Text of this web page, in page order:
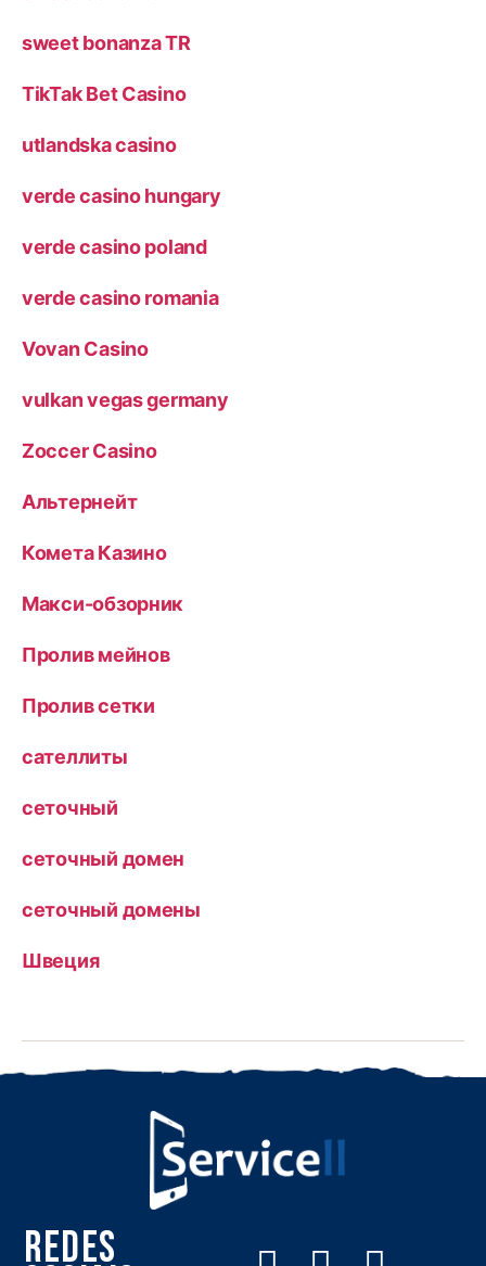
sweet bonanza TR
TikTak Bet Casino
utlandska casino
verde casino hungary
verde casino poland
verde casino romania
Vovan Casino
vulkan vegas germany
Zoccer Casino
Альтернейт
Комета Казино
Макси-обзорник
Пролив мейнов
Пролив сетки
сателлиты
сеточный
сеточный домен
сеточный домены
Швеция
Redes